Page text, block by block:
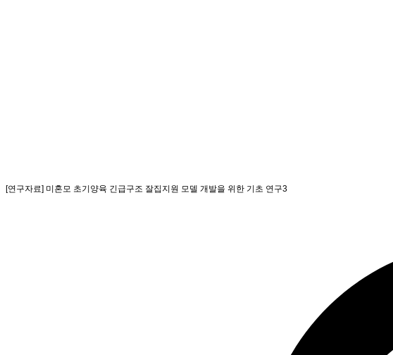
[연구자료] 미혼모 초기양육 긴급구조 잘집지원 모델 개발을 위한 기초 연구3